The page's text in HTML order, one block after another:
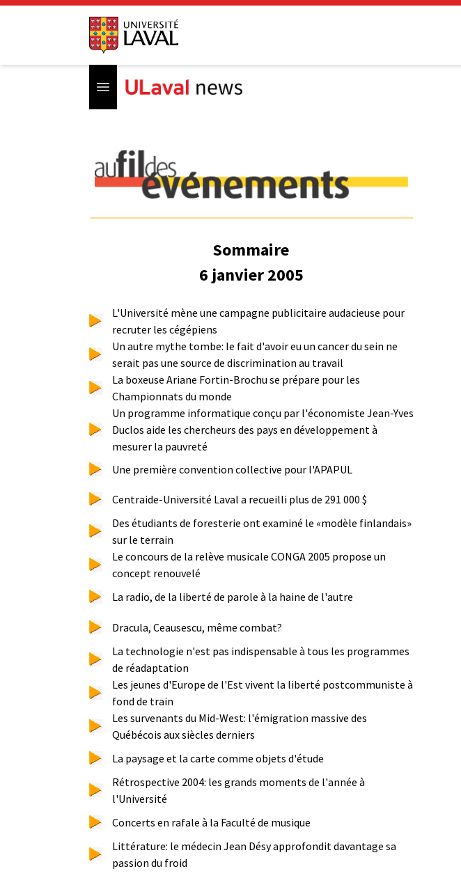
Open menu
Sommaire
6 janvier 2005
L'Université mène une campagne publicitaire audacieuse pour
recruter les cégépiens
Un autre mythe tombe: le fait d'avoir eu un cancer du sein ne
serait pas une source de discrimination au travail
La boxeuse Ariane Fortin-Brochu se prépare pour les
Championnats du monde
Un programme informatique conçu par l'économiste Jean-Yves
Duclos aide les chercheurs des pays en développement à
mesurer la pauvreté
Une première convention collective pour l'APAPUL
Centraide-Université Laval a recueilli plus de 291 000 $
Des étudiants de foresterie ont examiné le «modèle finlandais»
sur le terrain
Le concours de la relève musicale CONGA 2005 propose un
concept renouvelé
La radio, de la liberté de parole à la haine de l'autre
Dracula, Ceausescu, même combat?
La technologie n'est pas indispensable à tous les programmes
de réadaptation
Les jeunes d'Europe de l'Est vivent la liberté postcommuniste à
fond de train
Les survenants du Mid-West: l'émigration massive des
Québécois aux siècles derniers
La paysage et la carte comme objets d'étude
Rétrospective 2004: les grands moments de l'année à
l'Université
Concerts en rafale à la Faculté de musique
Littérature: le médecin Jean Désy approfondit davantage sa
passion du froid